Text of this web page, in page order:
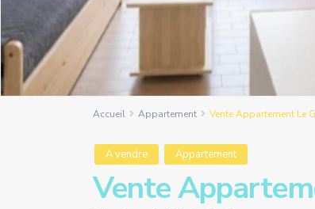
Accueil Appartement Vente Appartement Le
A vendre Appartement
Vente